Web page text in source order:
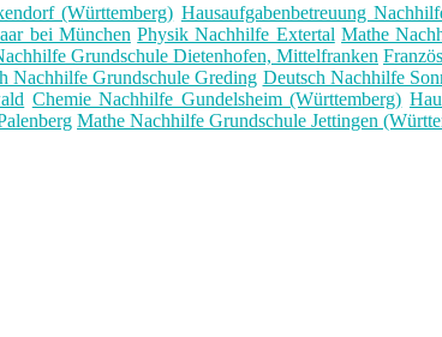
(Württemberg) Hausaufgabenbetreuung
bei München Physik Nachhilfe Extertal Mathe
Grundschule Dietenhofen, Mittelfranken
Nachhilfe Grundschule Greding Deutsch Nachhilfe
Chemie Nachhilfe Gundelsheim (Württemberg)
Mathe Nachhilfe Grundschule Jettingen